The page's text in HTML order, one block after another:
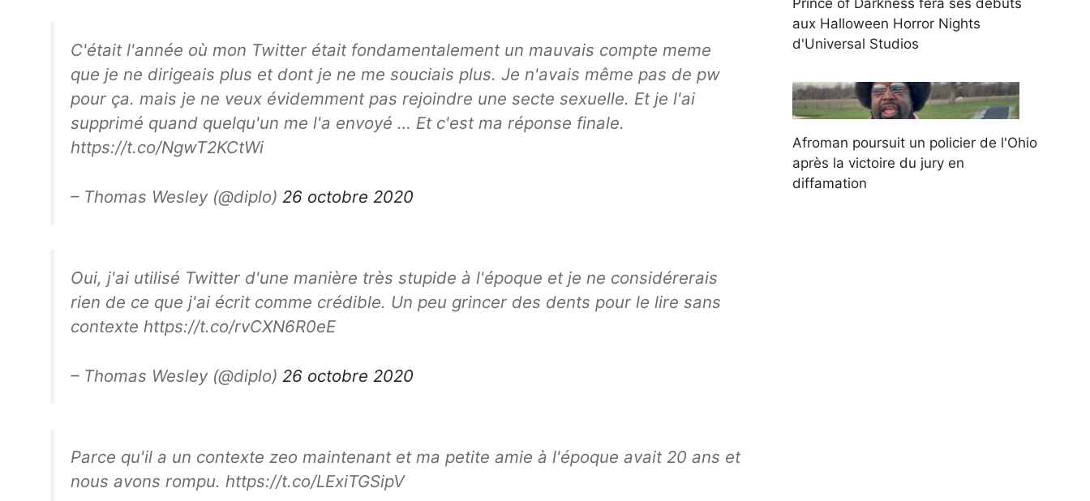
C'était l'année où mon Twitter était fondamentalement un mauvais compte meme
que je ne dirigeais plus et dont je ne me souciais plus. Je n'avais même pas de pw
pour ça. mais je ne veux évidemment pas rejoindre une secte sexuelle. Et je l'ai
supprimé quand quelqu'un me l'a envoyé … Et c'est ma réponse finale.
https://t.co/NgwT2KCtWi
– Thomas Wesley (@diplo) 26 octobre 2020
Oui, j'ai utilisé Twitter d'une manière très stupide à l'époque et je ne considérerais
rien de ce que j'ai écrit comme crédible. Un peu grincer des dents pour le lire sans
contexte https://t.co/rvCXN6R0eE
– Thomas Wesley (@diplo) 26 octobre 2020
Parce qu'il a un contexte zeo maintenant et ma petite amie à l'époque avait 20 ans et
nous avons rompu. https://t.co/LExiTGSipV
aux Halloween Horror Nights
d'Universal Studios
Afroman poursuit un policier de l'Ohio
après la victoire du jury en
diffamation